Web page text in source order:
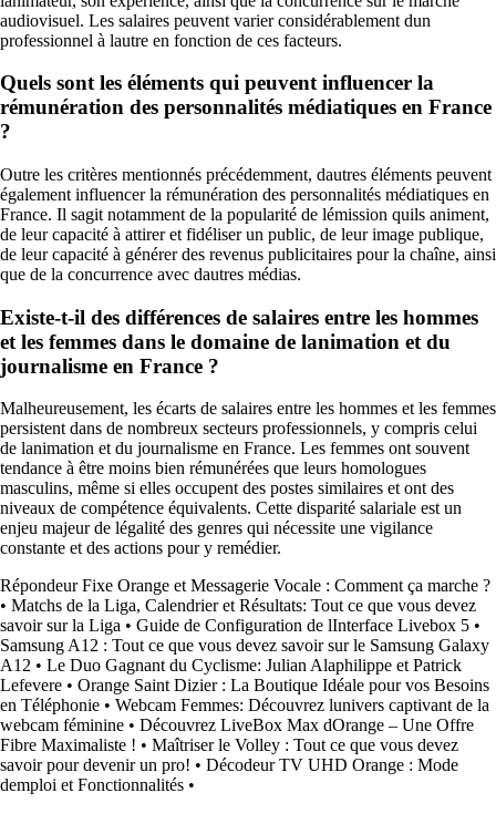
audiovisuel. Les salaires peuvent varier considérablement dun
professionnel à lautre en fonction de ces facteurs.
Quels sont les éléments qui peuvent influencer la
rémunération des personnalités médiatiques en France
?
Outre les critères mentionnés précédemment, dautres éléments peuvent
également influencer la rémunération des personnalités médiatiques en
France. Il sagit notamment de la popularité de lémission quils animent,
de leur capacité à attirer et fidéliser un public, de leur image publique,
de leur capacité à générer des revenus publicitaires pour la chaîne, ainsi
que de la concurrence avec dautres médias.
Existe-t-il des différences de salaires entre les hommes
et les femmes dans le domaine de lanimation et du
journalisme en France ?
Malheureusement, les écarts de salaires entre les hommes et les femmes
persistent dans de nombreux secteurs professionnels, y compris celui
de lanimation et du journalisme en France. Les femmes ont souvent
tendance à être moins bien rémunérées que leurs homologues
masculins, même si elles occupent des postes similaires et ont des
niveaux de compétence équivalents. Cette disparité salariale est un
enjeu majeur de légalité des genres qui nécessite une vigilance
constante et des actions pour y remédier.
Répondeur Fixe Orange et Messagerie Vocale : Comment ça marche ?
• Matchs de la Liga, Calendrier et Résultats: Tout ce que vous devez
savoir sur la Liga • Guide de Configuration de lInterface Livebox 5 •
Samsung A12 : Tout ce que vous devez savoir sur le Samsung Galaxy
A12 • Le Duo Gagnant du Cyclisme: Julian Alaphilippe et Patrick
Lefevere • Orange Saint Dizier : La Boutique Idéale pour vos Besoins
en Téléphonie • Webcam Femmes: Découvrez lunivers captivant de la
webcam féminine • Découvrez LiveBox Max dOrange – Une Offre
Fibre Maximaliste ! • Maîtriser le Volley : Tout ce que vous devez
savoir pour devenir un pro! • Décodeur TV UHD Orange : Mode
demploi et Fonctionnalités •